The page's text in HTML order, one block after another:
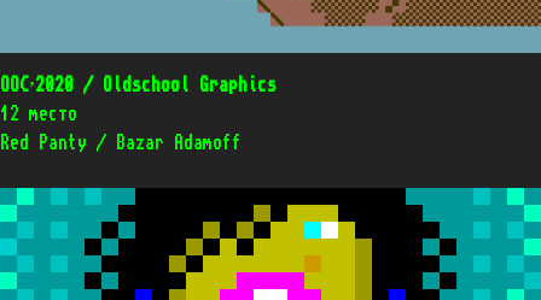
OOC’2020 / Oldschool Graphics
12 место
Red Panty / Bazar Adamoff